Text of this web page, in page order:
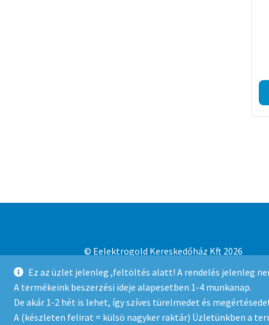
Ez az üzlet jelenleg ,feltöltés alatt! A rendelés jelenleg
A termékeink beszerzési ideje alapesetben 1-4 munkanap.
De akár 1-2 hét is lehet, így szíves türelmedet és
A (készleten felirat = külsö nagyker raktár) Üzletünkben a
© Eelektrogold Kereskedőház Kft 2026
Adatvédelmi irányelvek
Built with